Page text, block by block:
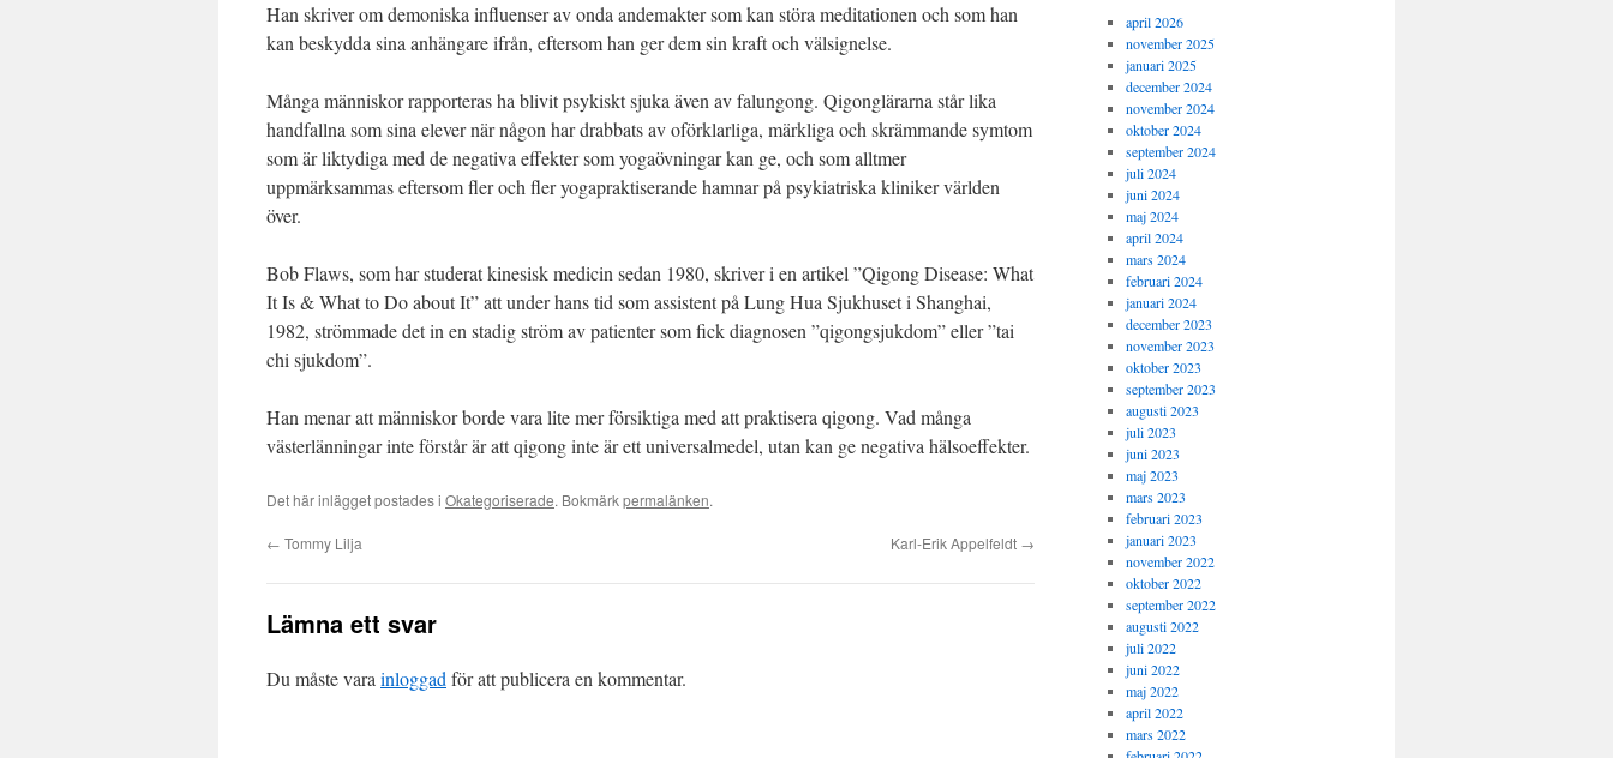
Han skriver om demoniska influenser av onda andemakter som kan störa meditationen och som han
kan beskydda sina anhängare ifrån, eftersom han ger dem sin kraft och välsignelse.
Många människor rapporteras ha blivit psykiskt sjuka även av falungong. Qigonglärarna står lika
handfallna som sina elever när någon har drabbats av oförklarliga, märkliga och skrämmande symtom
som är liktydiga med de negativa effekter som yogaövningar kan ge, och som alltmer
uppmärksammas eftersom fler och fler yogapraktiserande hamnar på psykiatriska kliniker världen
över.
Bob Flaws, som har studerat kinesisk medicin sedan 1980, skriver i en artikel ”Qigong Disease: What
It Is & What to Do about It” att under hans tid som assistent på Lung Hua Sjukhuset i Shanghai,
1982, strömmade det in en stadig ström av patienter som fick diagnosen ”qigongsjukdom” eller ”tai
chi sjukdom”.
Han menar att människor borde vara lite mer försiktiga med att praktisera qigong. Vad många
västerlänningar inte förstår är att qigong inte är ett universalmedel, utan kan ge negativa hälsoeffekter.
Det här inlägget postades i Okategoriserade. Bokmärkpermalänken.
← Tommy Lilja Karl-Erik Appelfeldt →
Lämna ett svar
Du måste vara inloggad för att publicera en kommentar.
april 2026
november 2025
januari 2025
december 2024
november 2024
oktober 2024
september 2024
juli 2024
juni 2024
maj 2024
april 2024
mars 2024
februari 2024
januari 2024
december 2023
november 2023
oktober 2023
september 2023
augusti 2023
juli 2023
juni 2023
maj 2023
mars 2023
februari 2023
januari 2023
november 2022
oktober 2022
september 2022
augusti 2022
juli 2022
juni 2022
maj 2022
april 2022
mars 2022